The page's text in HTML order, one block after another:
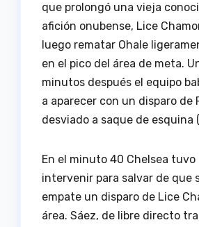
que prolongó una vieja
afición onubense, Lice
luego rematar Ohale
en el pico del área de meta.
minutos después el equipo
a aparecer con un disparo de
desviado a saque de esquina
En el minuto 40 Chelsea tuvo
intervenir para salvar de que
empate un disparo de Lice
área. Sáez, de libre directo